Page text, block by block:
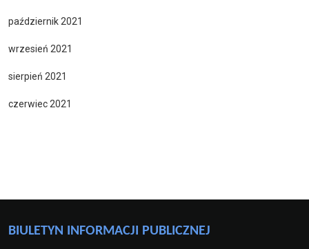
październik 2021
wrzesień 2021
sierpień 2021
czerwiec 2021
BIULETYN INFORMACJI PUBLICZNEJ